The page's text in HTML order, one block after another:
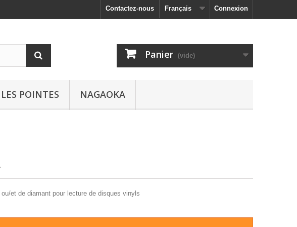
Connexion
Français
Contactez-nous
Panier (vide)
POINTES NAGAOKA
et de diamant pour lecture de disques vinyls